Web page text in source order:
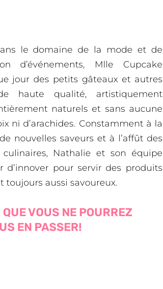
le domaine de la mode et de
d’événements, Mlle Cupcake
jour des petits gâteaux et autres
haute qualité, artistiquement
naturels et sans aucune
ni d’arachides. Constamment à la
nouvelles saveurs et à l’affût des
culinaires, Nathalie et son équipe
pour servir des produits
toujours aussi savoureux.
VOUS NE POURREZ
EN PASSER!